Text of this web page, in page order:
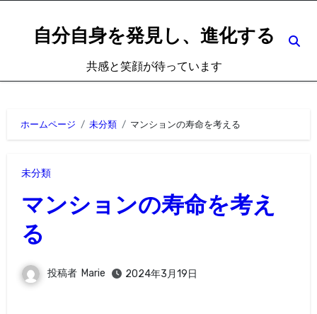
自分自身を発見し、進化する
共感と笑顔が待っています
ホームページ 未分類 マンションの寿命を考える
未分類
マンションの寿命を考え
る
投稿者 Marie 2024年3月19日